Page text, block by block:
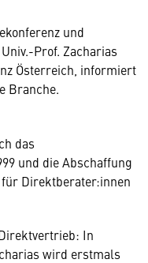
und
Prof. Zacharias
Österreich, informiert
Branche.
das
und die Abschaffung
Direktberater:innen
In
wird erstmals